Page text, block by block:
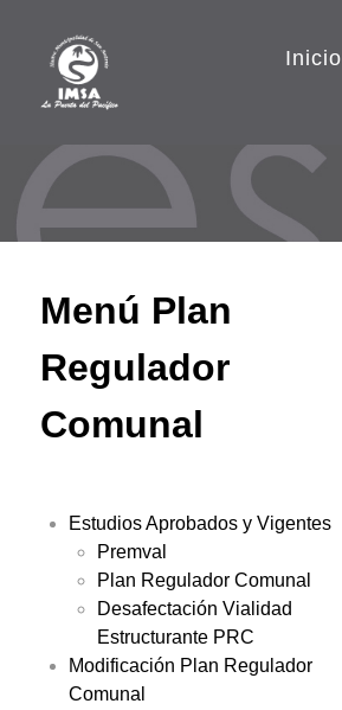
Inicio
Menú Plan
Regulador
Comunal
Estudios Aprobados y Vigentes
Premval
Plan Regulador Comunal
Desafectación Vialidad
Estructurante PRC
Modificación Plan Regulador
Comunal